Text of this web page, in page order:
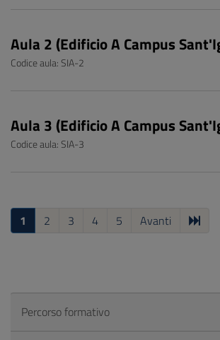
Aula 2 (Edificio A Campus
Codice aula: SIA-2
Aula 3 (Edificio A Campus
Codice aula: SIA-3
1 2 3 4 5 Avanti
Percorso formativo